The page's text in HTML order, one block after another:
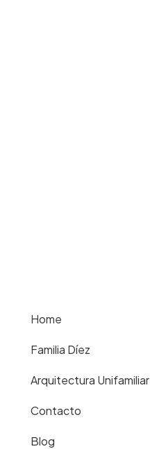
Home
Familia Díez
Arquitectura Unifamiliar
Contacto
Blog